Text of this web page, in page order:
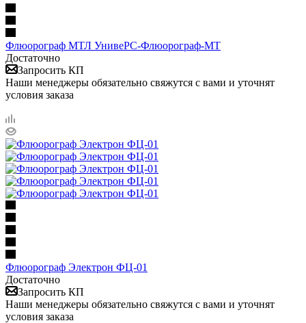
Флюорограф МТЛ УнивеРС-Флюорограф-МТ
Достаточно
Запросить КП
Наши менеджеры обязательно свяжутся с вами и уточнят
условия заказа
Флюорограф Электрон ФЦ-01
Достаточно
Запросить КП
Наши менеджеры обязательно свяжутся с вами и уточнят
условия заказа